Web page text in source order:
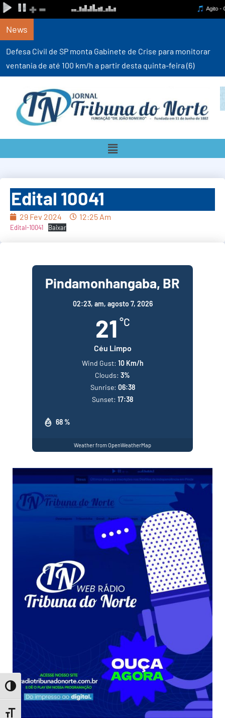
Toggle High Contrast
Toggle Font size
News
Defesa Civil de SP monta Gabinete de Crise para monitorar
ventania de até 100 km/h a partir desta quinta-feira (6)
Edital 10041
29 Fev 2024 12:25 Am
Edital-10041 Baixar
Pindamonhangaba, BR
02:23, am, agosto 7, 2026
21 °C
Céu Limpo
68 %
Wind Gust: 10 Km/h
Clouds: 3%
Sunrise: 06:38
Sunset: 17:38
Weather from OpenWeatherMap